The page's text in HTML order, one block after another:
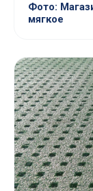
Фото:
мягкое